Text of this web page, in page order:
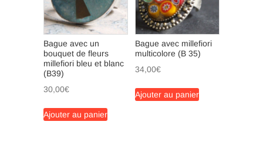
Bague avec un
bouquet de fleurs
millefiori bleu et blanc
(B39)
30,00€
Ajouter au panier
Bague avec millefiori
multicolore (B 35)
34,00€
Ajouter au panier